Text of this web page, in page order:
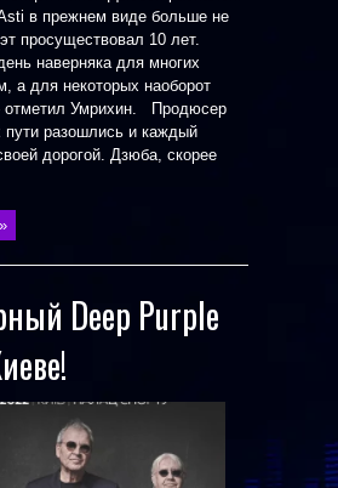
в прежнем виде больше не
просуществовал 10 лет.
наверняка для многих
а для некоторых наоборот
Умрихин. Продюсер
пути разошлись и каждый
дорогой. Дзюба, скорее
Deep Purple